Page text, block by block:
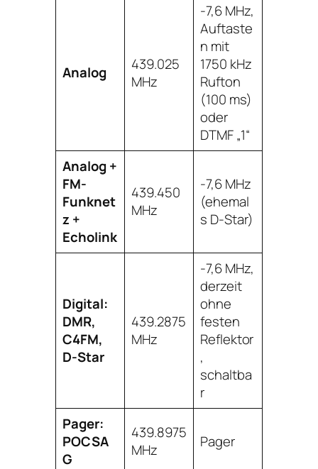
Analog
439.025
MHz
-7,6 MHz,
Auftaste
n mit
1750 kHz
Rufton
(100 ms)
oder
DTMF „1“
Analog +
FM-
Funknet
z +
Echolink
439.450
MHz
-7,6 MHz
(ehemal
s D-Star)
Digital:
DMR,
C4FM,
D-Star
439.2875
MHz
-7,6 MHz,
derzeit
ohne
festen
Reflektor
,
schaltba
r
Pager:
POCSA
G
439.8975
MHz
Pager